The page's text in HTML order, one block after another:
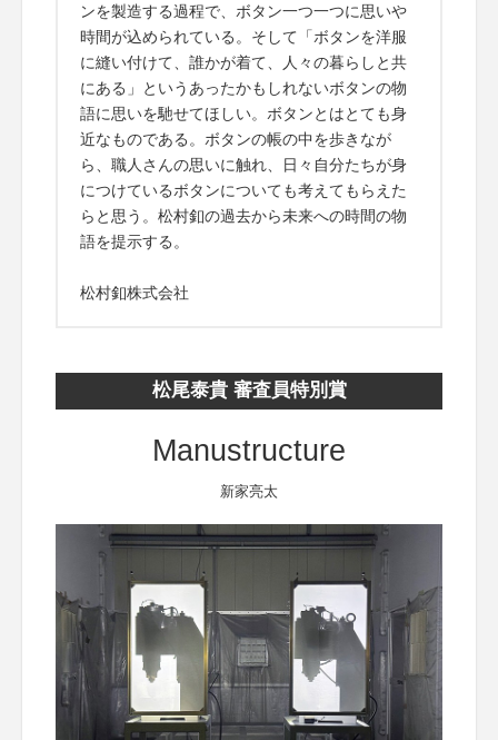
ンを製造する過程で、ボタン一つ一つに思いや
時間が込められている。そして「ボタンを洋服
に縫い付けて、誰かが着て、人々の暮らしと共
にある」というあったかもしれないボタンの物
語に思いを馳せてほしい。ボタンとはとても身
近なものである。ボタンの帳の中を歩きなが
ら、職人さんの思いに触れ、日々自分たちが身
につけているボタンについても考えてもらえた
らと思う。松村釦の過去から未来への時間の物
語を提示する。
松村釦株式会社
松尾泰貴 審査員特別賞
Manustructure
新家亮太